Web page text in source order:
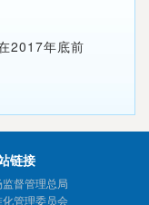
2017年底前
链接
监督管理总局
化管理委员会